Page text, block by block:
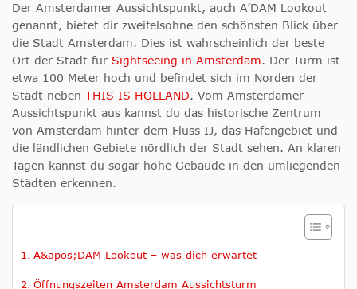
Der Amsterdamer Aussichtspunkt, auch A’DAM Lookout
genannt, bietet dir zweifelsohne den schönsten Blick über
die Stadt Amsterdam. Dies ist wahrscheinlich der beste
Ort der Stadt für Sightseeing in Amsterdam. Der Turm ist
etwa 100 Meter hoch und befindet sich im Norden der
Stadt neben THIS IS HOLLAND. Vom Amsterdamer
Aussichtspunkt aus kannst du das historische Zentrum
von Amsterdam hinter dem Fluss IJ, das Hafengebiet und
die ländlichen Gebiete nördlich der Stadt sehen. An klaren
Tagen kannst du sogar hohe Gebäude in den umliegenden
Städten erkennen.
A&apos;DAM Lookout – was dich erwartet
Öffnungszeiten Amsterdam Aussichtsturm